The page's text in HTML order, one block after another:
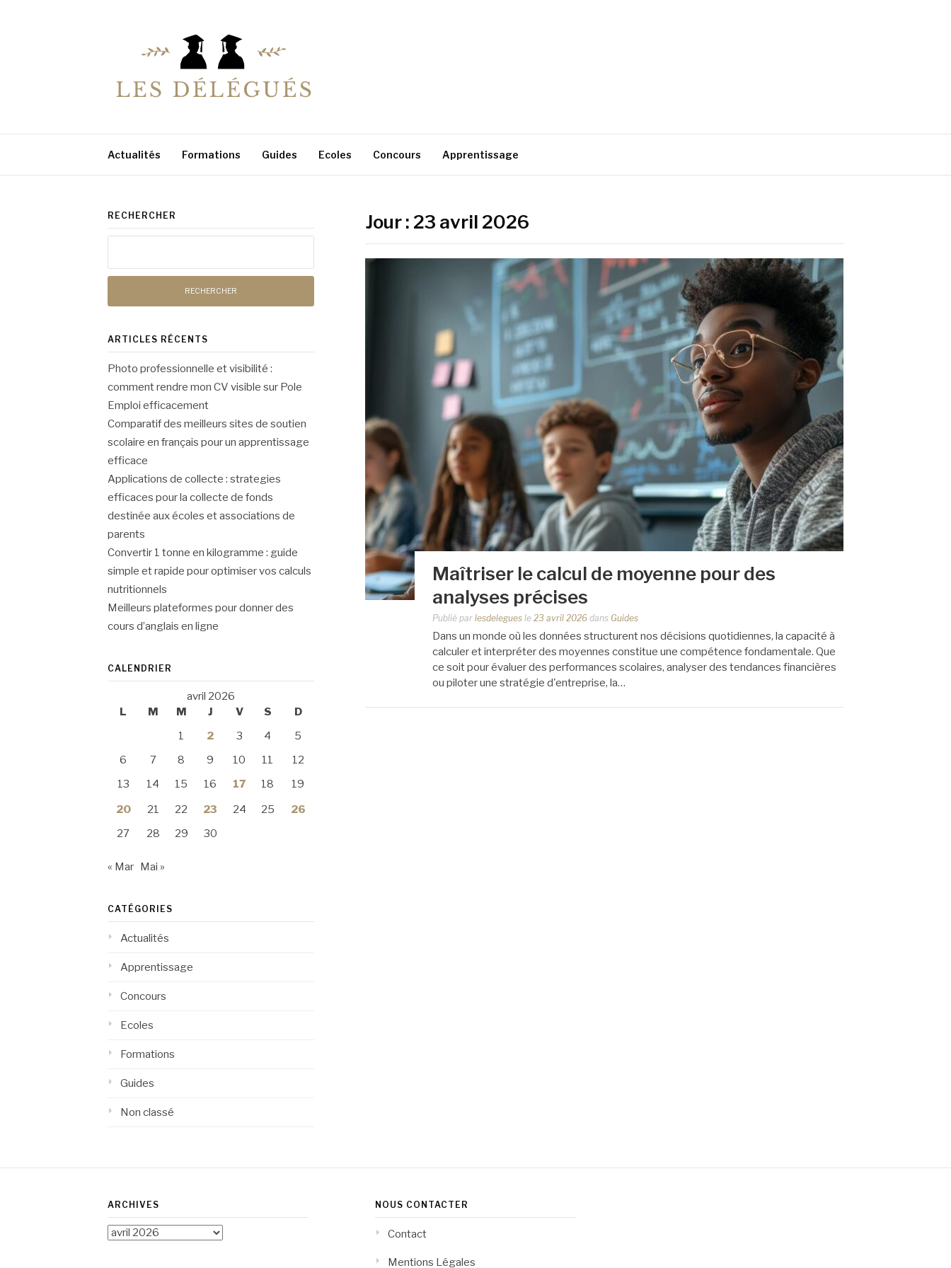
Actualités Formations Guides Ecoles Concours Apprentissage
Jour : 23 avril 2026
Maîtriser le calcul de moyenne pour des
analyses précises
Publié par lesdelegues le 23 avril 2026 dans Guides
Dans un monde où les données structurent nos décisions quotidiennes, la capacité à
calculer et interpréter des moyennes constitue une compétence fondamentale. Que
ce soit pour évaluer des performances scolaires, analyser des tendances financières
ou piloter une stratégie d'entreprise, la…
RECHERCHER
ARTICLES RÉCENTS
Photo professionnelle et visibilité :
comment rendre mon CV visible sur Pole
Emploi efficacement
Comparatif des meilleurs sites de soutien
scolaire en français pour un apprentissage
efficace
Applications de collecte : strategies
efficaces pour la collecte de fonds
destinée aux écoles et associations de
parents
Convertir 1 tonne en kilogramme : guide
simple et rapide pour optimiser vos calculs
nutritionnels
Meilleurs plateformes pour donner des
cours d’anglais en ligne
CALENDRIER
avril 2026
L
M M J V S
D
1
2 3 4
5
6
7 8 9 10 11
12
13
14 15 16 17 18
19
20
21 22 23 24 25
26
27
28 29 30
« Mar Mai »
CATÉGORIES
Actualités
Apprentissage
Concours
Ecoles
Formations
Guides
Non classé
ARCHIVES
Archives
NOUS CONTACTER
Contact
Mentions Légales